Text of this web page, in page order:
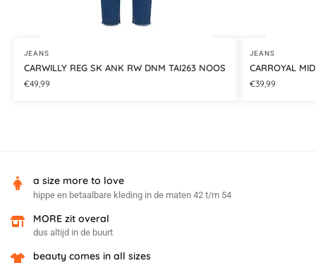
JEANS
CARWILLY REG SK ANK RW DNM TAI263 NOOS
€49,99
JEANS
CARROYAL
€39,99
a size more to love
hippe en betaalbare kleding in de maten 42 t/m 54
MORE zit overal
dus altijd in de buurt
beauty comes in all sizes